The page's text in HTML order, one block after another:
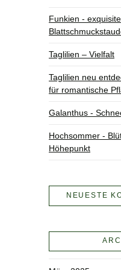
Funkien - exquisite
Taglilien – Vielfalt
Taglilien neu
für romantische
Galanthus -
Hochsommer -
Höhepunkt
NEUESTE